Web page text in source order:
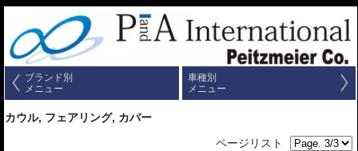
ブランド別
メニュー
車種別
メニュー
カウル, フェアリング, カバー
ページリスト